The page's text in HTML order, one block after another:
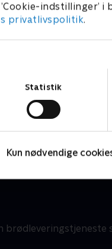
indstillinger’ i
privatlivspolitik.
Statistik
Kun nødvendige
brødleveringstjeneste